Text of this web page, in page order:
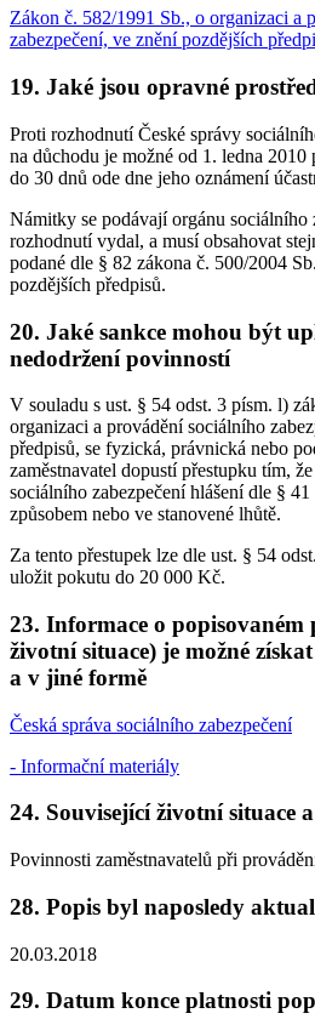
Zákon č. 582/1991 Sb., o organizaci a
zabezpečení, ve znění pozdějších
19. Jaké jsou opravné
Proti rozhodnutí České správy
na důchodu je možné od 1. ledna 2010
do 30 dnů ode dne jeho oznámení
Námitky se podávají orgánu sociálního
rozhodnutí vydal, a musí obsahovat
podané dle § 82 zákona č. 500/2004
pozdějších předpisů.
20. Jaké sankce mohou být
nedodržení povinností
V souladu s ust. § 54 odst. 3 písm. l)
organizaci a provádění sociálního
předpisů, se fyzická, právnická nebo
zaměstnavatel dopustí přestupku tím,
sociálního zabezpečení hlášení dle §
způsobem nebo ve stanovené lhůtě.
Za tento přestupek lze dle ust. § 54
uložit pokutu do 20 000 Kč.
23. Informace o popisovaném
životní situace) je možné
a v jiné formě
Česká správa sociálního zabezpečení
- Informační materiály
24. Související životní situace
Povinnosti zaměstnavatelů při
28. Popis byl naposledy
20.03.2018
29. Datum konce platnosti